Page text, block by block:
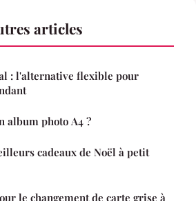
articles
: l'alternative flexible pour
album photo A4 ?
cadeaux de Noël à petit
le changement de carte grise à